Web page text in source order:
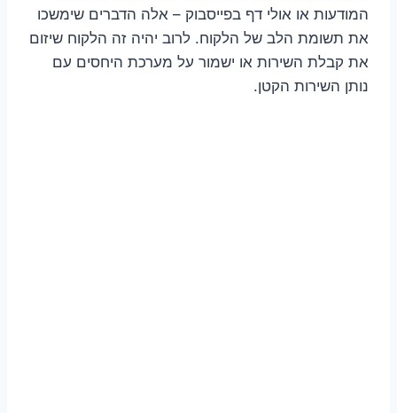
המודעות או אולי דף בפייסבוק – אלה הדברים שימשכו
את תשומת הלב של הלקוח. לרוב יהיה זה הלקוח שיזום
את קבלת השירות או ישמור על מערכת היחסים עם
נותן השירות הקטן.